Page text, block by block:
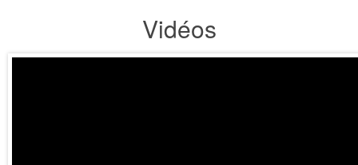
Vidéos